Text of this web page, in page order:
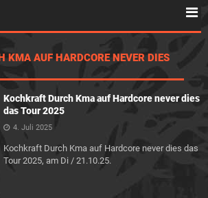
KMA AUF HARDCORE NEVER DIES
Kochkraft Durch Kma auf Hardcore never dies
das Tour 2025
4. Juli 2025
Kochkraft Durch Kma auf Hardcore never dies das
Tour 2025, am Di / 21.10.25.